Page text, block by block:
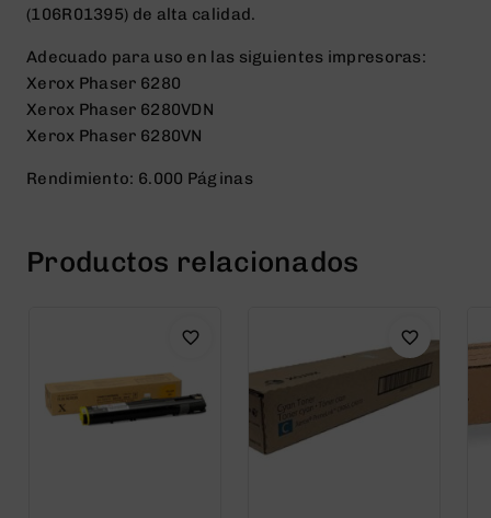
(106R01395) de alta calidad.
Adecuado para uso en las siguientes impresoras:
Xerox Phaser 6280
Xerox Phaser 6280VDN
Xerox Phaser 6280VN
Rendimiento: 6.000 Páginas
Productos relacionados